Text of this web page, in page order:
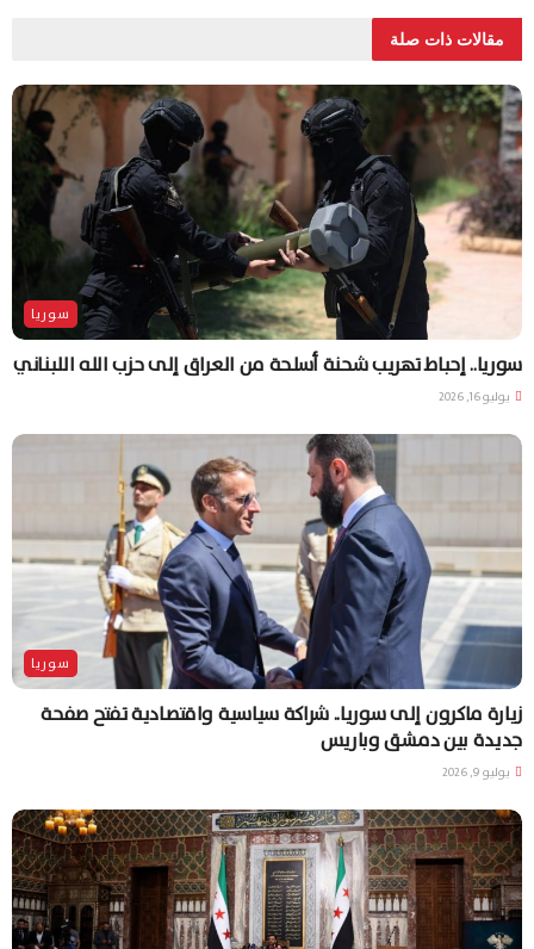
مقالات ذات صلة
سوريا
سوريا.. إحباط تهريب شحنة أسلحة من العراق إلى حزب الله اللبناني
يوليو 16, 2026
سوريا
زيارة ماكرون إلى سوريا.. شراكة سياسية واقتصادية تفتح صفحة
جديدة بين دمشق وباريس
يوليو 9, 2026